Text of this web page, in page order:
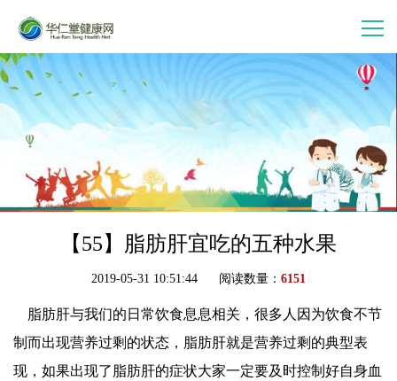
首 页
走进华仁堂
连锁加盟
案例分享
会员中心
【55】脂肪肝宜吃的五种水果
2019-05-31 10:51:44 阅读数量： 6151
脂肪肝与我们的日常饮食息息相关，很多人因为饮食不节
制而出现营养过剩的状态，脂肪肝就是营养过剩的典型表
现，如果出现了脂肪肝的症状大家一定要及时控制好自身血